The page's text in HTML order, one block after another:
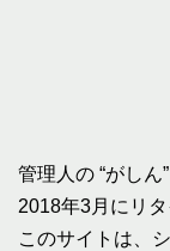
管理人の “がしん”
2018年3月にリタ
このサイトは、